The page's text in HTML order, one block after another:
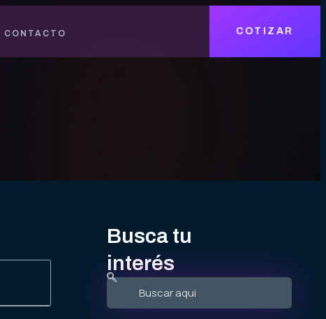
CONTACTO COTIZAR
Busca tu
interés